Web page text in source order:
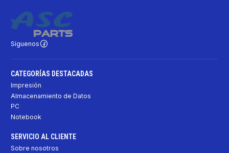
Síguenos
CATEGORÍAS DESTACADAS
Impresión
Almacenamiento de Datos
PC
Notebook
SERVICIO AL CLIENTE
Sobre nosotros